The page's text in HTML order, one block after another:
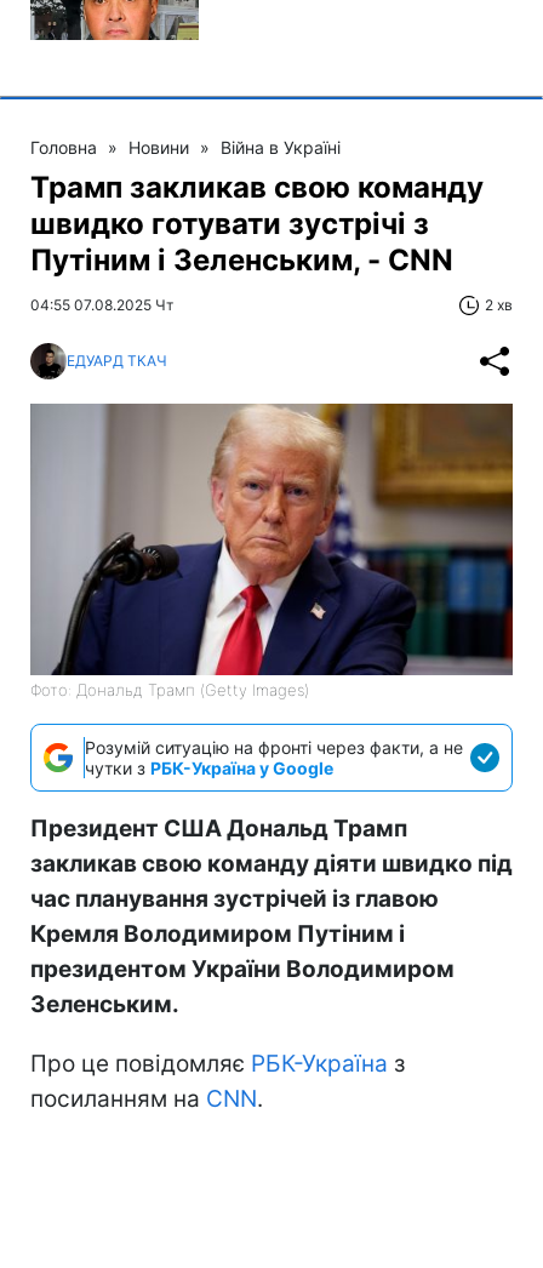
Головна » Новини » Війна в Україні
Трамп закликав свою команду
швидко готувати зустрічі з
Путіним і Зеленським, - CNN
04:55 07.08.2025 Чт 2 хв
ЕДУАРД ТКАЧ
Фото: Дональд Трамп (Getty Images)
Розумій ситуацію на фронті через факти, а не
чутки з РБК-Україна у Google
Президент США Дональд Трамп
закликав свою команду діяти швидко під
час планування зустрічей із главою
Кремля Володимиром Путіним і
президентом України Володимиром
Зеленським.
Про це повідомляє РБК-Україна з
посиланням на CNN.